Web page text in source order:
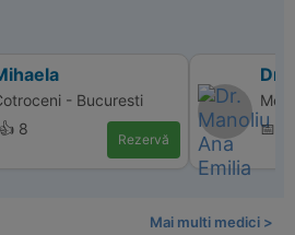
- Bucuresti
8
Rezervă
Dr.
📅
Mai multi medici >